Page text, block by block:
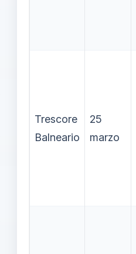
Trescore
Balneario
25
marzo